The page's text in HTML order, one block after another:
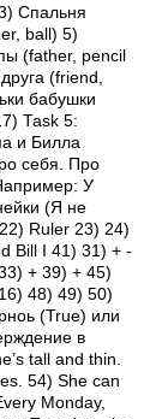
Спальня
ball) 5)
(father, pencil
(friend,
бабушки
Task 5:
и Билла
себя. Про
У
(Я не
Ruler 23) 24)
Bill I 41) 31) + -
+ 39) + 45)
48) 49) 50)
(True) или
в
tall and thin.
54) She can
Monday,